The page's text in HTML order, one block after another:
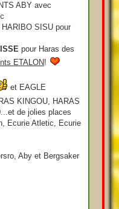
ABY avec
SISU pour
pour Haras des
ETALON!
et EAGLE
KINGOU, HARAS
de jolies places
Ecurie Atletic, Ecurie
Aby et Bergsaker